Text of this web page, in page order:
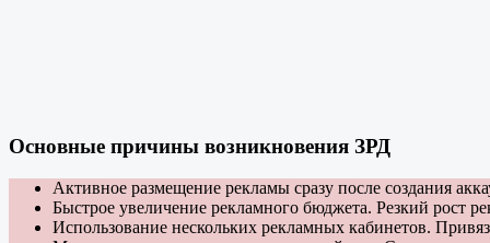
Основные причины возникновения ЗРД
Активное размещение рекламы сразу после создания
Быстрое увеличение рекламного бюджета. Резкий рост
Использование нескольких рекламных кабинетов.